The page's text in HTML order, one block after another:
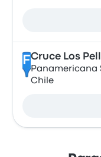
FCruce Los
Panamericana
Chile